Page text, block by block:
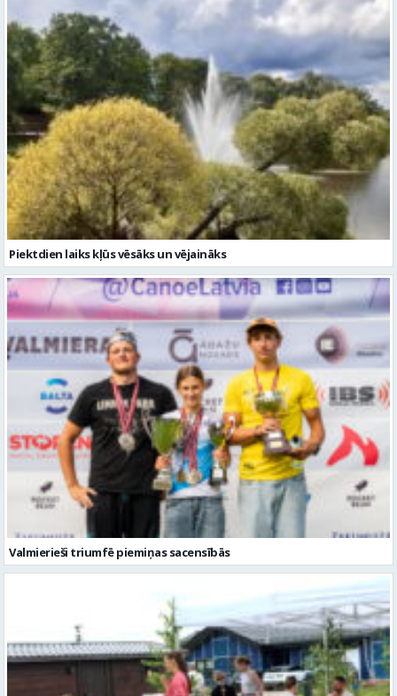
Piektdien laiks kļūs vēsāks un vējaināks
Valmierieši triumfē piemiņas sacensībās